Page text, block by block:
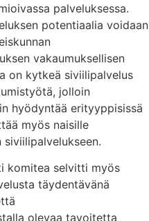
palveluksessa.
potentiaalia voidaan
vakaumuksellisen
on kytkeä siviilipalvelus
jolloin
hyödyntää erityyppisissä
myös naisille
komitea selvitti myös
täydentävänä
olevaa tavoitetta